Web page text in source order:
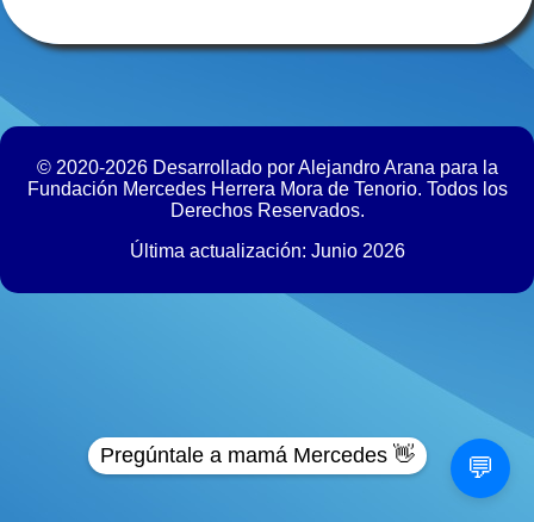
© 2020-2026 Desarrollado por Alejandro Arana para la
Fundación Mercedes Herrera Mora de Tenorio. Todos los
Derechos Reservados.
Última actualización: Junio 2026
💬
Pregúntale a mamá Mercedes 👋